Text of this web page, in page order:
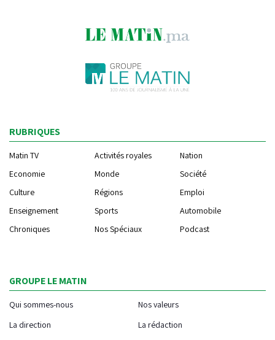
RUBRIQUES
Matin TV Activités royales
Nation
Economie
Monde
Société
Culture
Régions
Emploi
Enseignement
Sports
Automobile
Chroniques
Nos Spéciaux Podcast
GROUPE LE MATIN
Qui sommes-nous
Nos valeurs
La direction
La rédaction